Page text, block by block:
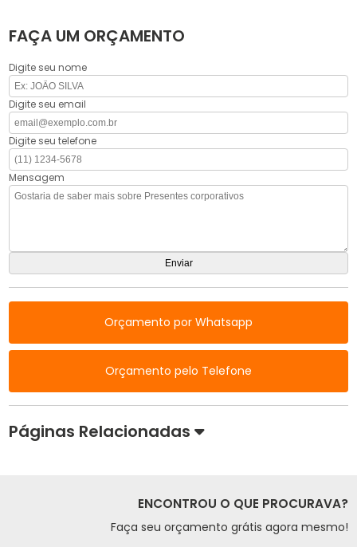
FAÇA UM ORÇAMENTO
Digite seu nome
Digite seu email
Digite seu telefone
Mensagem
Orçamento por Whatsapp
Orçamento pelo Telefone
Páginas Relacionadas
ENCONTROU O QUE PROCURAVA?
Faça seu orçamento grátis agora mesmo!